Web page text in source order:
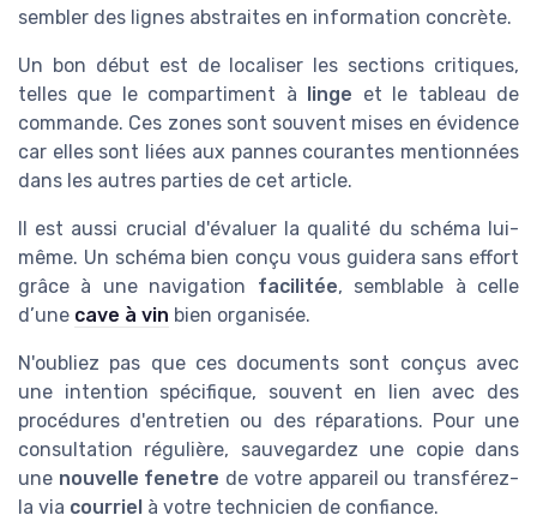
sembler des lignes abstraites en information concrète.
Un bon début est de localiser les sections critiques,
telles que le compartiment à
linge et le tableau de
commande. Ces zones sont souvent mises en évidence
car elles sont liées aux pannes courantes mentionnées
dans les autres parties de cet article.
Il est aussi crucial d'évaluer la qualité du schéma lui-
même. Un schéma bien conçu vous guidera sans effort
grâce à une navigation facilitée, semblable à celle
d’une cave à vin bien organisée.
N'oubliez pas que ces documents sont conçus avec
une intention spécifique, souvent en lien avec des
procédures d'entretien ou des réparations. Pour une
consultation régulière, sauvegardez une copie dans
une nouvelle fenetre de votre appareil ou transférez-
la via courriel à votre technicien de confiance.